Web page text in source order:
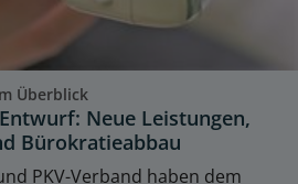
Überblick
Neue Leistungen,
Bürokratieabbau
PKV-Verband haben dem